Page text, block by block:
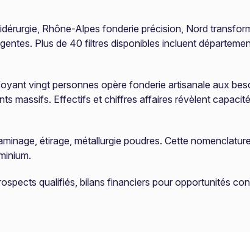
Rhône-Alpes fonderie précision, Nord
Plus de 40 filtres disponibles incluent
vingt personnes opère fonderie artisanale aux
massifs. Effectifs et chiffres affaires révèlent
étirage, métallurgie poudres. Cette
qualifiés, bilans financiers pour opportunités